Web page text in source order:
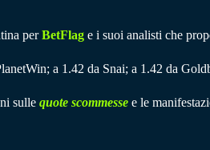
perBetFlag e i suoi analisti che
a 1.42 da Snai; a 1.42 da
sulle quote scommesse e le